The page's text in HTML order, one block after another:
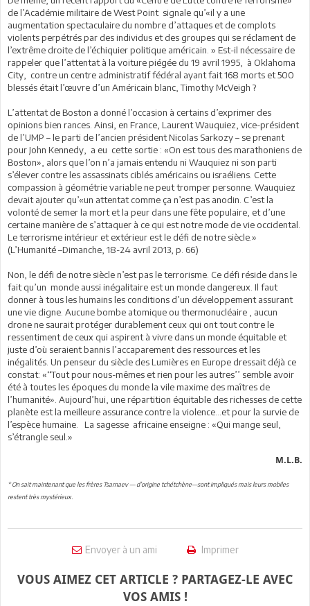
de l’Académie militaire de West Point signale qu’«il y a une
augmentation spectaculaire du nombre d’attaques et de complots
violents perpétrés par des individus et des groupes qui se réclament de
l’extrême droite de l’échiquier politique américain. » Est-il nécessaire de
rappeler que l’attentat à la voiture piégée du 19 avril 1995, à Oklahoma
City, contre un centre administratif fédéral ayant fait 168 morts et 500
blessés était l’œuvre d’un Américain blanc, Timothy McVeigh ?
L’attentat de Boston a donné l’occasion à certains d’exprimer des
opinions bien rances. Ainsi, en France, Laurent Wauquiez, vice-président
de l’UMP – le parti de l’ancien président Nicolas Sarkozy – se prenant
pour John Kennedy, a eu cette sortie : «On est tous des marathoniens de
Boston», alors que l’on n’a jamais entendu ni Wauquiez ni son parti
s’élever contre les assassinats ciblés américains ou israéliens. Cette
compassion à géométrie variable ne peut tromper personne. Wauquiez
devait ajouter qu’«un attentat comme ça n’est pas anodin. C’est la
volonté de semer la mort et la peur dans une fête populaire, et d’une
certaine manière de s’attaquer à ce qui est notre mode de vie occidental.
Le terrorisme intérieur et extérieur est le défi de notre siècle.»
(L’Humanité –Dimanche, 18-24 avril 2013, p. 66)
Non, le défi de notre siècle n’est pas le terrorisme. Ce défi réside dans le
fait qu’un monde aussi inégalitaire est un monde dangereux. Il faut
donner à tous les humains les conditions d’un développement assurant
une vie digne. Aucune bombe atomique ou thermonucléaire , aucun
drone ne saurait protéger durablement ceux qui ont tout contre le
ressentiment de ceux qui aspirent à vivre dans un monde équitable et
juste d’où seraient bannis l’accaparement des ressources et les
inégalités. Un penseur du siècle des Lumières en Europe dressait déjà ce
constat: «‘‘Tout pour nous-mêmes et rien pour les autres’’ semble avoir
été à toutes les époques du monde la vile maxime des maîtres de
l’humanité». Aujourd’hui, une répartition équitable des richesses de cette
planète est la meilleure assurance contre la violence…et pour la survie de
l’espèce humaine. La sagesse africaine enseigne : «Qui mange seul,
s’étrangle seul.»
M.L.B.
* On sait maintenant que les frères Tsarnaev — d’origine tchétchène—sont impliqués mais leurs mobiles
restent très mystérieux.
Envoyer à un ami Imprimer
VOUS AIMEZ CET ARTICLE ? PARTAGEZ-LE AVEC
VOS AMIS !